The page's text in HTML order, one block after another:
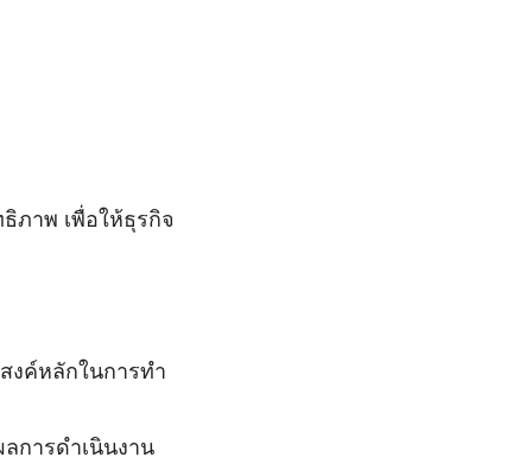
ภาพ เพื่อให้ธุรกิจ
งค์หลักในการทำ
การดำเนินงาน